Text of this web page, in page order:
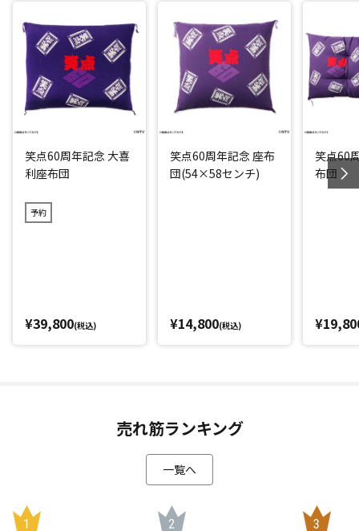
笑点60周年記念 大喜
利座布団
予約
¥39,800(税込)
笑点60周年記念 座布
団(54×58センチ)
¥14,800(税込)
笑点60
布団
売れ筋ランキング
一覧へ